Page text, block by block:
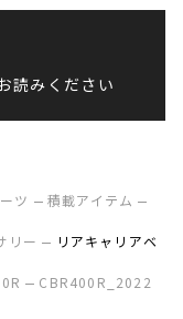
読みください
ツ
積載アイテム
リー
リアキャリアベ
CBR400R_2022